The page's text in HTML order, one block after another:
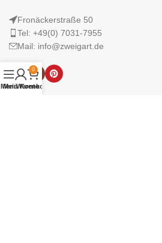
Fronäckerstraße 50
Tel: +49(0) 7031-7955
Mail: info@zweigart.de
Menü
Mein Konto
0
Warenkorb